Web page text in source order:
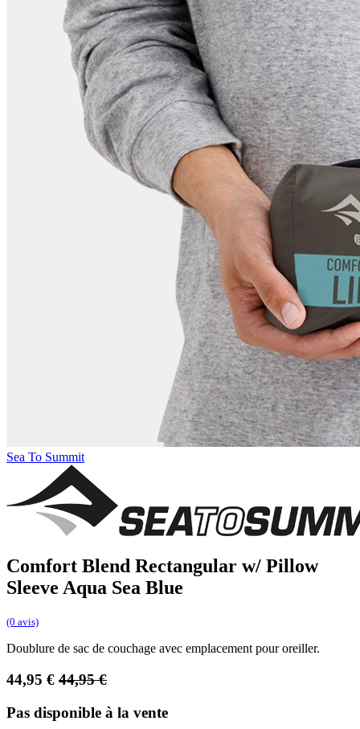
Sea To Summit
Comfort Blend Rectangular w/ Pillow
Sleeve Aqua Sea Blue
(0 avis)
Doublure de sac de couchage avec emplacement pour oreiller.
44,95 € 44,95€
Pas disponible à la vente